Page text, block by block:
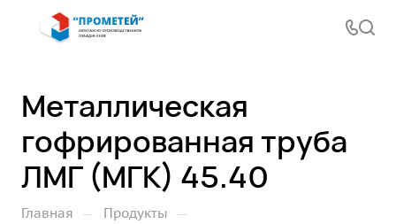
Металлическая
гофрированная труба
ЛМГ (МГК) 45.40
Главная — Продукты —